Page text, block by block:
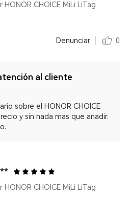
HONOR CHOICE MiLi LiTag
Denunciar 0
al cliente
sobre el HONOR CHOICE
y sin nada mas que anadir.
HONOR CHOICE MiLi LiTag